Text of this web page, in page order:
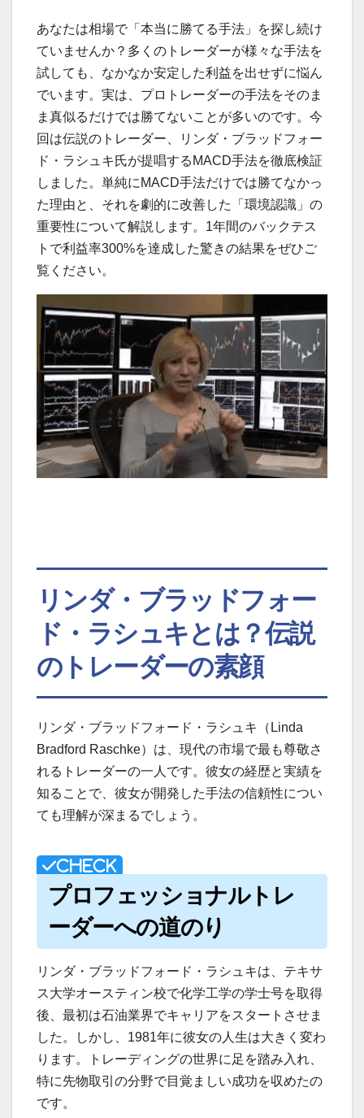
あなたは相場で「本当に勝てる手法」を探し続け
ていませんか？多くのトレーダーが様々な手法を
試しても、なかなか安定した利益を出せずに悩ん
でいます。実は、プロトレーダーの手法をそのま
ま真似るだけでは勝てないことが多いのです。今
回は伝説のトレーダー、リンダ・ブラッドフォー
ド・ラシュキ氏が提唱するMACD手法を徹底検証
しました。単純にMACD手法だけでは勝てなかっ
た理由と、それを劇的に改善した「環境認識」の
重要性について解説します。1年間のバックテス
トで利益率300%を達成した驚きの結果をぜひご
覧ください。
リンダ・ブラッドフォー
ド・ラシュキとは？伝説
のトレーダーの素顔
リンダ・ブラッドフォード・ラシュキ（Linda
Bradford Raschke）は、現代の市場で最も尊敬さ
れるトレーダーの一人です。彼女の経歴と実績を
知ることで、彼女が開発した手法の信頼性につい
ても理解が深まるでしょう。
プロフェッショナルトレ
ーダーへの道のり
リンダ・ブラッドフォード・ラシュキは、テキサ
ス大学オースティン校で化学工学の学士号を取得
後、最初は石油業界でキャリアをスタートさせま
した。しかし、1981年に彼女の人生は大きく変わ
ります。トレーディングの世界に足を踏み入れ、
特に先物取引の分野で目覚ましい成功を収めたの
です。